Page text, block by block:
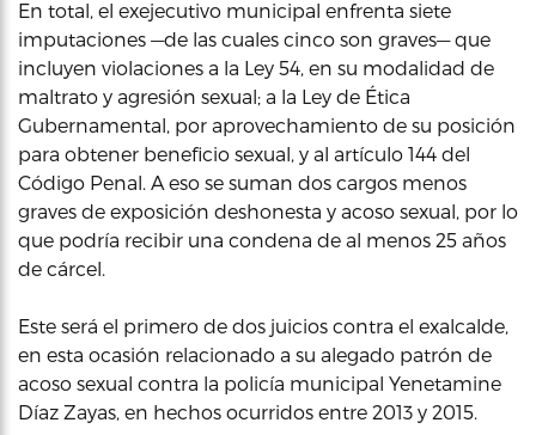
En total, el exejecutivo municipal enfrenta siete
imputaciones —de las cuales cinco son graves— que
incluyen violaciones a la Ley 54, en su modalidad de
maltrato y agresión sexual; a la Ley de Ética
Gubernamental, por aprovechamiento de su posición
para obtener beneficio sexual, y al artículo 144 del
Código Penal. A eso se suman dos cargos menos
graves de exposición deshonesta y acoso sexual, por lo
que podría recibir una condena de al menos 25 años
de cárcel.
Este será el primero de dos juicios contra el exalcalde,
en esta ocasión relacionado a su alegado patrón de
acoso sexual contra la policía municipal Yenetamine
Díaz Zayas, en hechos ocurridos entre 2013 y 2015.